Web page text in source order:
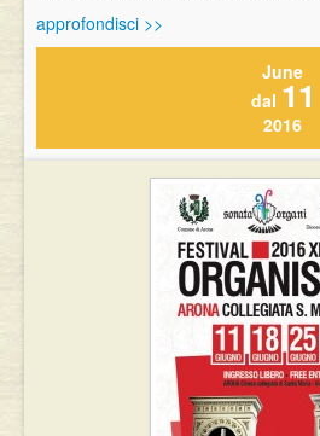
approfondisci >>
June
dal 11
2016